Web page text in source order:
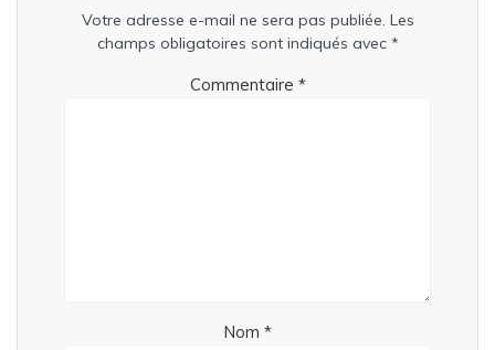
Votre adresse e-mail ne sera pas publiée. Les
champs obligatoires sont indiqués avec *
Commentaire *
Nom *